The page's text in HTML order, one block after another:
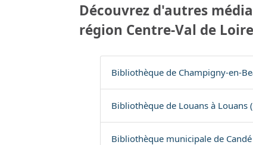
Découvrez d'autres
région Centre-Val de Loire
Bibliothèque de Champigny-en-
Bibliothèque de Louans à Louans
Bibliothèque municipale de